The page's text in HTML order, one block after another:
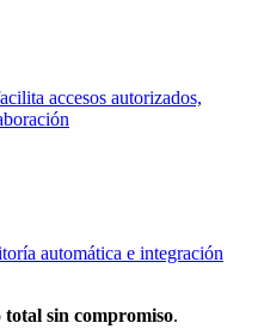
accesos autorizados,
automática e integración
total sin compromiso.